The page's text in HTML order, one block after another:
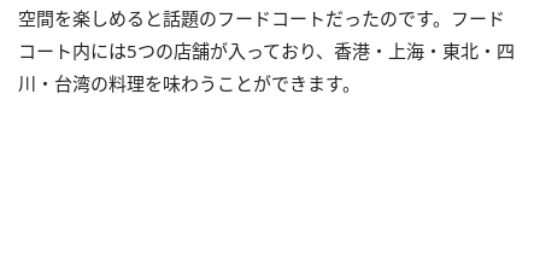
空間を楽しめると話題のフードコートだったのです。フード
コート内には5つの店舗が入っており、香港・上海・東北・四
川・台湾の料理を味わうことができます。